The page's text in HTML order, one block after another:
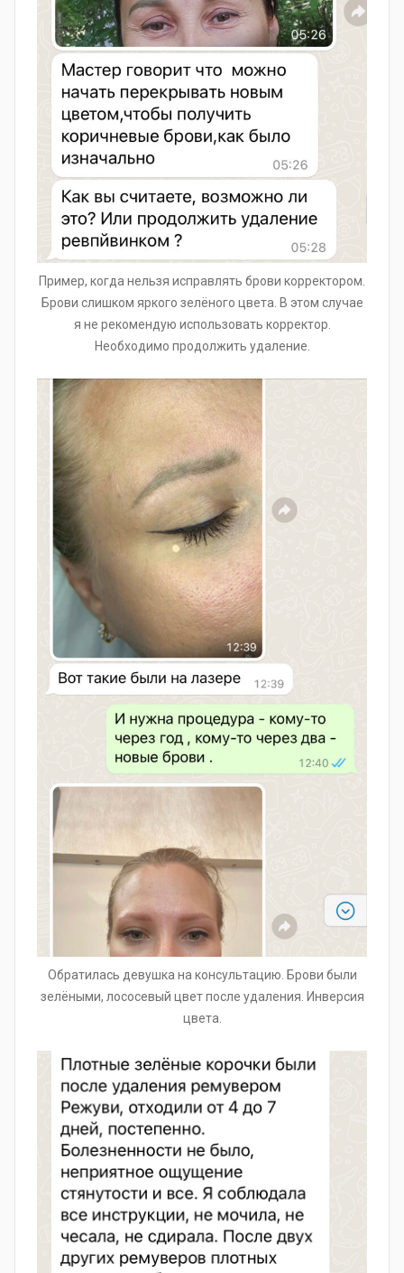
Пример, когда нельзя исправлять брови корректором.
Брови слишком яркого зелёного цвета. В этом случае
я не рекомендую использовать корректор.
Необходимо продолжить удаление.
Обратилась девушка на консультацию. Брови были
зелёными, лососевый цвет после удаления. Инверсия
цвета.